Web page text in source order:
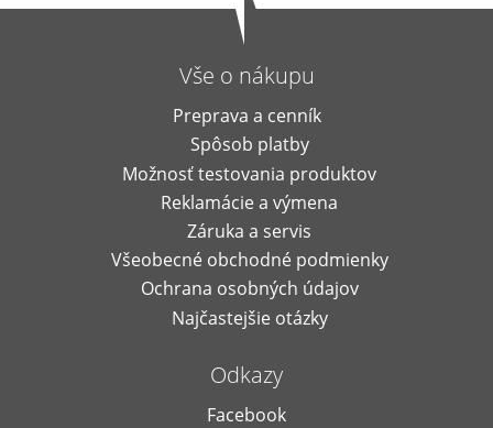
Vše o nákupu
Preprava a cenník
Spôsob platby
Možnosť testovania produktov
Reklamácie a výmena
Záruka a servis
Všeobecné obchodné podmienky
Ochrana osobných údajov
Najčastejšie otázky
Odkazy
Facebook